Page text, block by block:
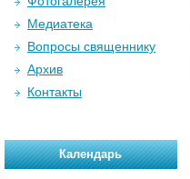
Медиатека
Вопросы священнику
Архив
Контакты
Календарь